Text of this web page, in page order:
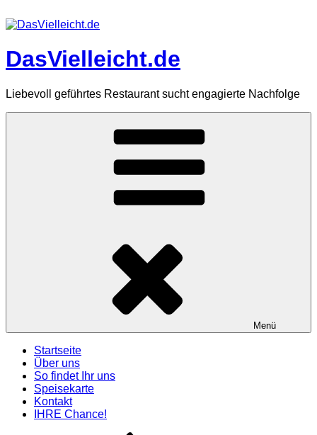
Inhalt
DasVielleicht.de
Liebevoll geführtes Restaurant sucht engagierte Nachfolge
Menü
Startseite
Über uns
So findet Ihr uns
Speisekarte
Kontakt
IHRE Chance!